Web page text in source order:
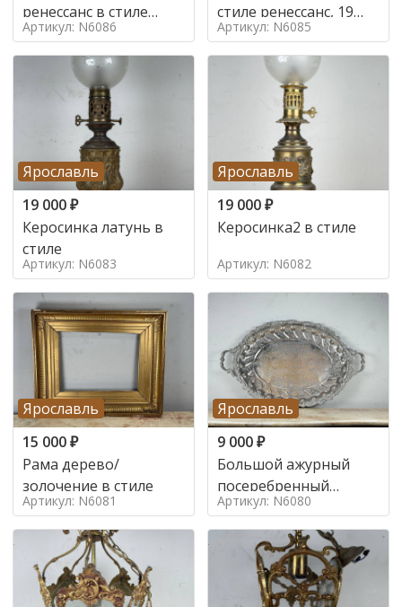
ренессанс в стиле
ренессанс,
Артикул: N6086
стиле ренессанс, 19
век
Артикул: N6085
Ярославль
19 000₽
Керосинка латунь в
стиле
Артикул: N6083
Ярославль
19 000₽
Керосинка2 в стиле
Артикул: N6082
Ярославль
15 000₽
Рама дерево/
золочение в стиле
Артикул: N6081
Ярославль
9 000₽
Большой ажурный
посеребренный
поднос в стиле
Артикул: N6080